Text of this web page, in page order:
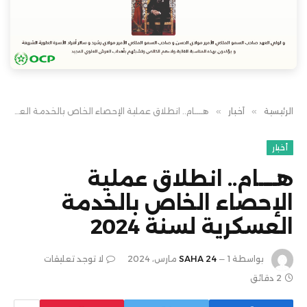
الرئيسية » أخبار » هــــام.. انطلاق عملية الإحصاء الخاص بالخدمة العسكرية لسنة 2024
أخبار
هــــام.. انطلاق عملية
الإحصاء الخاص بالخدمة
العسكرية لسنة 2024
بواسطة SAHA 24 1 مارس، 2024
لا توجد تعليقات
2 دقائق